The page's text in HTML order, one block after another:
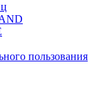
пользования